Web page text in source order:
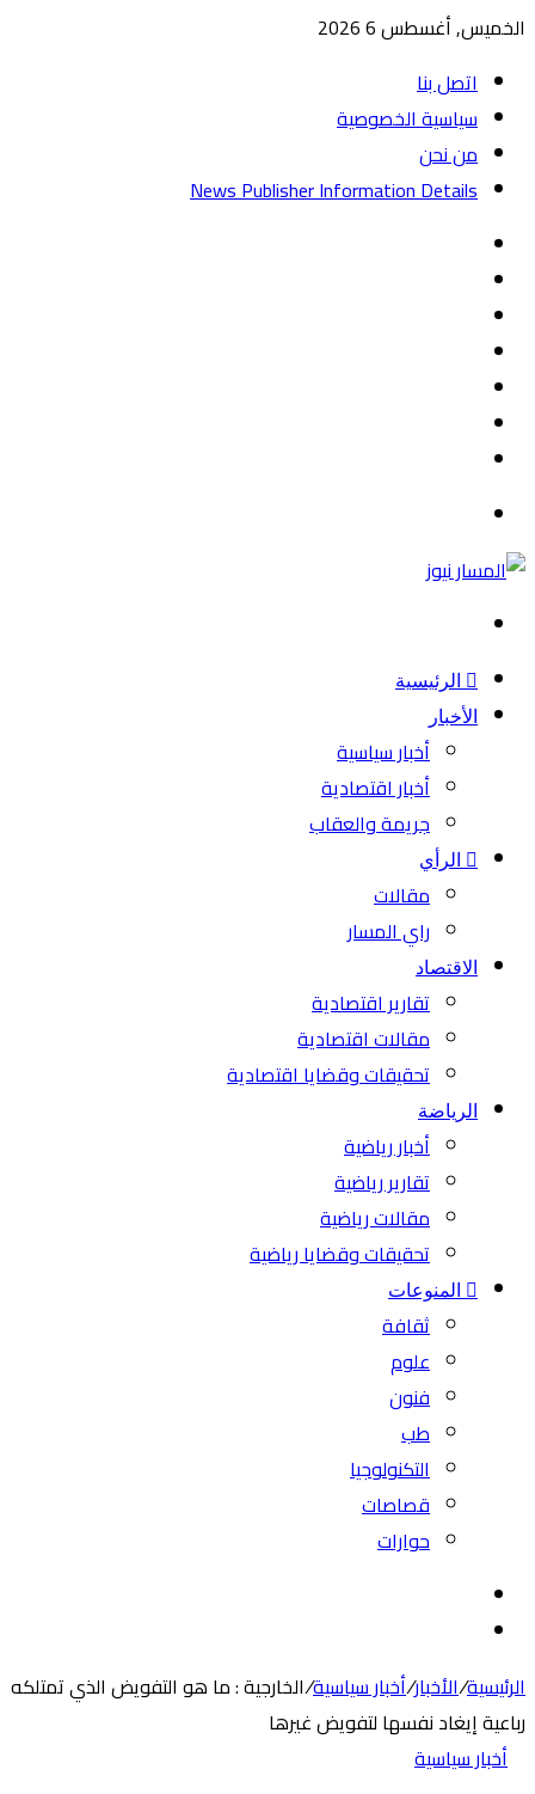
الخميس, أغسطس 6 2026
اتصل بنا
سياسية الخصوصية
من نحن
News Publisher Information Details
الرئيسية
الأخبار
أخبار سياسية
أخبار اقتصادية
جريمة والعقاب
الرأي
مقالات
راي المسار
الاقتصاد
تقارير اقتصادية
مقالات اقتصادية
تحقيقات وقضايا اقتصادية
الرياضة
أخبار رياضية
تقارير رياضية
مقالات رياضية
تحقيقات وقضايا رياضية
المنوعات
ثقافة
علوم
فنون
طب
التكنولوجيا
قصاصات
حوارات
الرئيسية/الأخبار/أخبار سياسية/الخارجية : ما هو التفويض الذي تمتلكه
رباعية إيغاد نفسها لتفويض غيرها
أخبار سياسية